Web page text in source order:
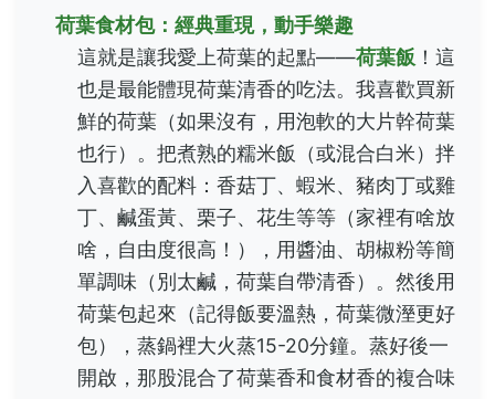
荷葉食材包：經典重現，動手樂趣
這就是讓我愛上荷葉的起點——荷葉飯 ！這
也是最能體現荷葉清香的吃法。我喜歡買新
鮮的荷葉（如果沒有，用泡軟的大片幹荷葉
也行）。把煮熟的糯米飯（或混合白米）拌
入喜歡的配料：香菇丁、蝦米、豬肉丁或雞
丁、鹹蛋黃、栗子、花生等等（家裡有啥放
啥，自由度很高！），用醬油、胡椒粉等簡
單調味（別太鹹，荷葉自帶清香）。然後用
荷葉包起來（記得飯要溫熱，荷葉微溼更好
包），蒸鍋裡大火蒸15-20分鐘。蒸好後一
開啟，那股混合了荷葉香和食材香的複合味